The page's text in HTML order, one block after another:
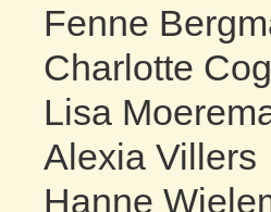
Fenne
Charlotte
Lisa
Alexia Villers
Hanne